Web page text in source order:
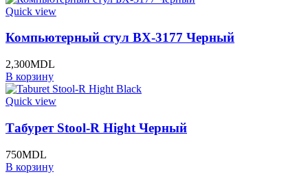
Quick view
Компьютерный стул BХ-3177 Черный
2,300MDL
В корзину
Quick view
Табурет Stool-R Hight Черный
750MDL
В корзину